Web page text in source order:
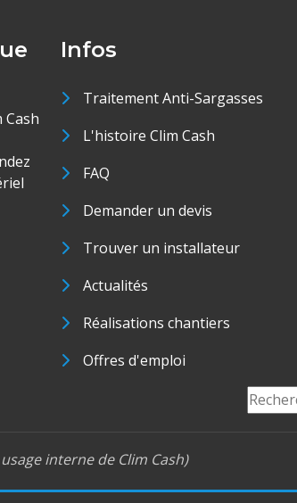
Infos
Traitement Anti-Sargasses
L'histoire Clim Cash
FAQ
Demander un devis
Trouver un installateur
Actualités
Réalisations chantiers
Offres d'emploi
interne de Clim Cash)